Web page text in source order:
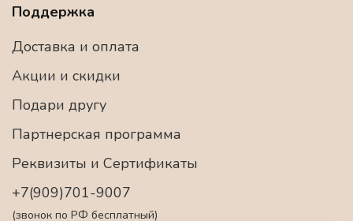
Поддержка
Доставка и оплата
Акции и скидки
Подари другу
Партнерская программа
Реквизиты и Сертификаты
+7(909)701-9007
(звонок по РФ бесплатный)